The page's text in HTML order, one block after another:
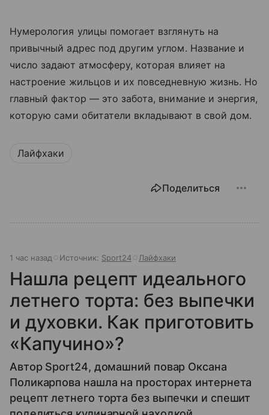
Нумерология улицы помогает взглянуть на
привычный адрес под другим углом. Название и
число задают атмосферу, которая влияет на
настроение жильцов и их повседневную жизнь. Но
главный фактор — это забота, внимание и энергия,
которую сами обитатели вкладывают в свой дом.
Лайфхаки
Поделиться
1 час назад Источник: Sport24 Лайфхаки
Нашла рецепт идеального
летнего торта: без выпечки
и духовки. Как приготовить
«Капучино»?
Автор Sport24, домашний повар Оксана
Поликарпова нашла на просторах интернета
рецепт летнего торта без выпечки и спешит